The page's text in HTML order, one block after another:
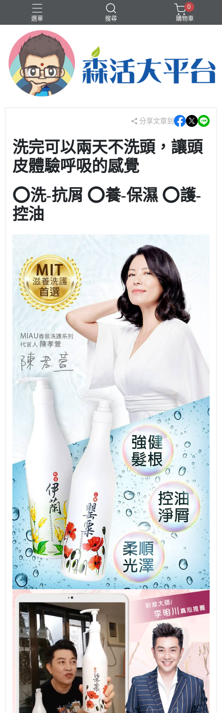
選單 搜尋
❤️洗沐護快選專區❤️ 歡樂智多星介紹
輕體、代謝
香水、香氛
0
購物車
分享文章到
洗完可以兩天不洗頭，讓頭
皮體驗呼吸的感覺
⭕洗-抗屑 ⭕養-保濕 ⭕護-
控油